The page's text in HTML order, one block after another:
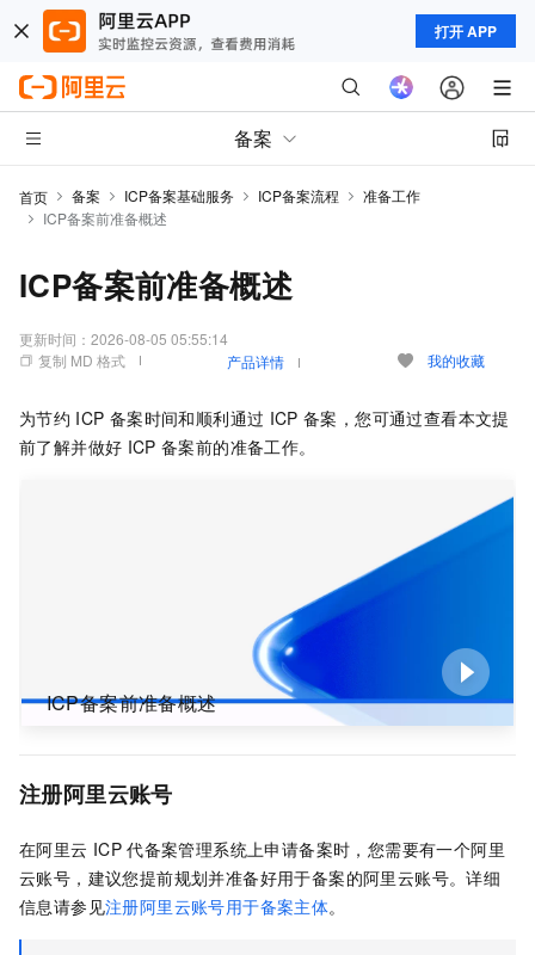
打开 APP
备案
首页 备案 ICP备案基础服务 ICP备案流程
准备工作
ICP备案前准备概述
ICP备案前准备概述
更新时间： 2026-08-05 05:55:14
复制 MD 格式
产品详情 我的收藏
为节约 ICP 备案时间和顺利通过 ICP 备案，您可通过查看本文提
前了解并做好 ICP 备案前的准备工作。
ICP备案前准备概述
注册阿里云账号
在阿里云 ICP 代备案管理系统上申请备案时，您需要有一个阿里
云账号，建议您提前规划并准备好用于备案的阿里云账号。详细
信息请参见注册阿里云账号用于备案主体。